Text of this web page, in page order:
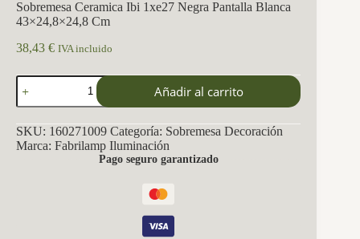
Sobremesa Ceramica Ibi 1xe27 Negra Pantalla Blanca
43×24,8×24,8 Cm
38,43 € IVA incluido
Sobremesa
Ceramica
Ibi
1xe27
Negra
Pantalla
Añadir al carrito
SKU: 160271009 Categoría: Sobremesa Decoración
Marca: Fabrilamp Iluminación
Pago seguro garantizado